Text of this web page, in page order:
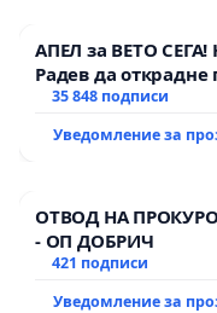
АПЕЛ за ВЕТО
Радев да
тъмното
35 848 подписи
Уведомление за
ОТВОД НА
- ОП ДОБРИЧ
421 подписи
Уведомление за